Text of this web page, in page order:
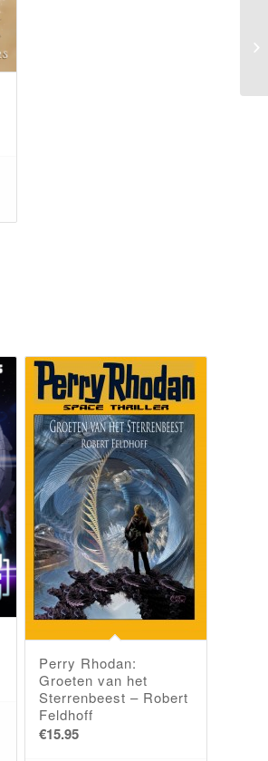
Perry Rhodan:
Groeten van het
Sterrenbeest – Robert
Feldhoff
€15.95